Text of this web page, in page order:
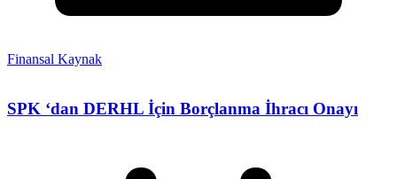
Finansal Kaynak
SPK ‘dan DERHL İçin Borçlanma İhracı Onayı